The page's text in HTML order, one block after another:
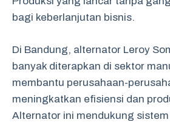
bagi keberlanjutan bisnis.
Di Bandung, alternator Leroy
banyak diterapkan di sektor
membantu perusahaan-
meningkatkan efisiensi dan
Alternator ini mendukung